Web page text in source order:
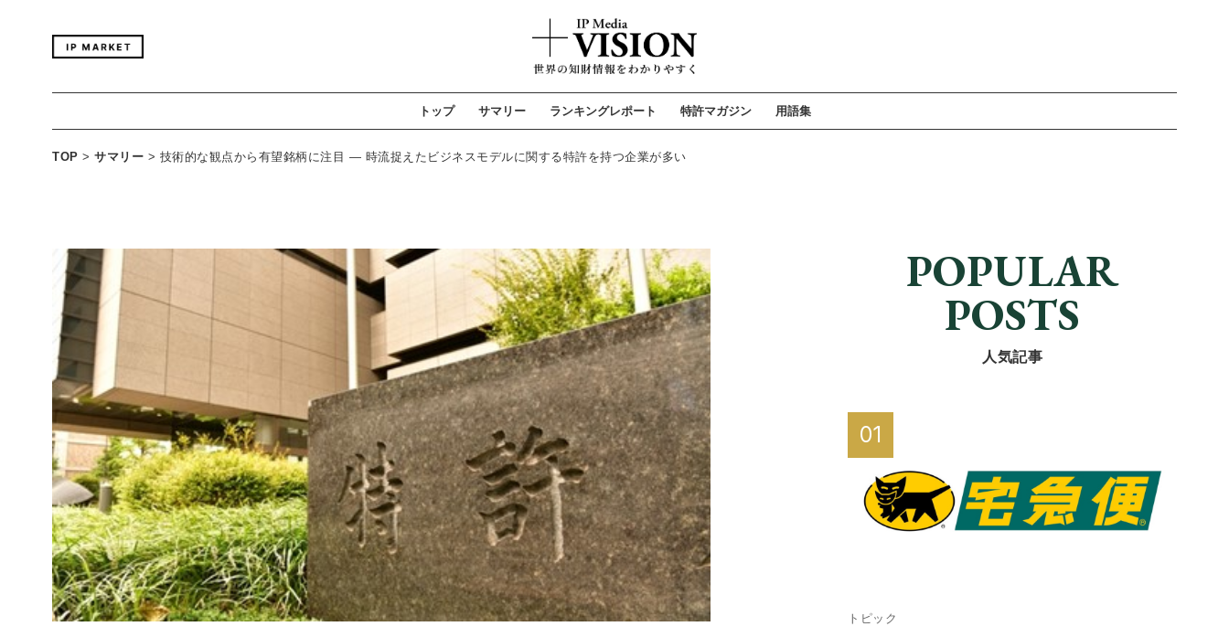
トップ サマリー ランキングレポート 特許マガジン 用語集
TOP > サマリー > 技術的な観点から有望銘柄に注目 — 時流捉えたビジネスモデルに関する特許を持つ企業が多い
POPULAR
POSTS
人気記事
トピック